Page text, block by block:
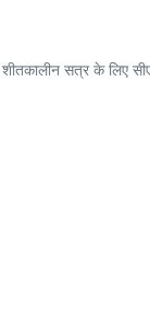
शीतकालीन सत्र के लिए